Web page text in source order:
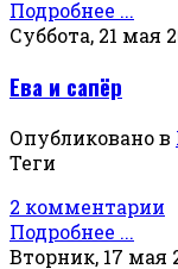
Подробнее ...
Суббота, 21 мая
Ева и сапёр
Опубликовано в
Теги
2 комментарии
Подробнее ...
Вторник, 17 мая